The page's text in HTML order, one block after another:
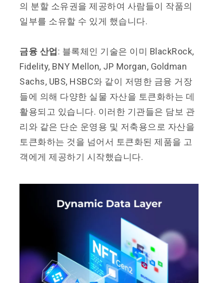
의 분할 소유권을 제공하여 사람들이 작품의
일부를 소유할 수 있게 했습니다.
금융 산업 : 블록체인 기술은 이미 BlackRock,
Fidelity, BNY Mellon, JP Morgan, Goldman
Sachs, UBS, HSBC와 같이 저명한 금융 거장
들에 의해 다양한 실물 자산을 토큰화하는 데
활용되고 있습니다. 이러한 기관들은 담보 관
리와 같은 단순 운영용 및 저축용으로 자산을
토큰화하는 것을 넘어서 토큰화된 제품을 고
객에게 제공하기 시작했습니다.